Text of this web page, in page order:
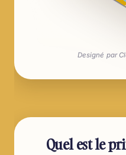
Designé par
Quel est le